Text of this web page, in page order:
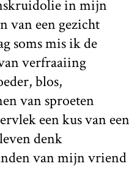
in mijn
van een gezicht
soms mis ik de
verfraaiing
blos,
van sproeten
een kus van een
denk
van mijn vriend